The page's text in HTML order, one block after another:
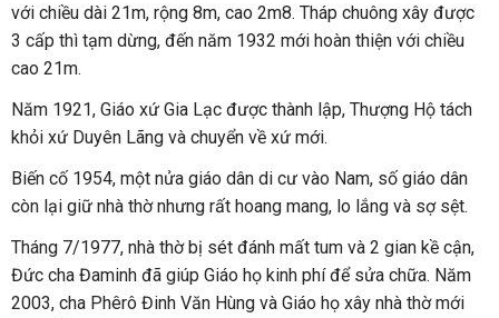
với chiều dài 21m, rộng 8m, cao 2m8. Tháp chuông xây được
3 cấp thì tạm dừng, đến năm 1932 mới hoàn thiện với chiều
cao 21m.
Năm 1921, Giáo xứ Gia Lạc được thành lập, Thượng Hộ tách
khỏi xứ Duyên Lãng và chuyển về xứ mới.
Biến cố 1954, một nửa giáo dân di cư vào Nam, số giáo dân
còn lại giữ nhà thờ nhưng rất hoang mang, lo lắng và sợ sệt.
Tháng 7/1977, nhà thờ bị sét đánh mất tum và 2 gian kề cận,
Đức cha Đaminh đã giúp Giáo họ kinh phí để sửa chữa. Năm
2003, cha Phêrô Đinh Văn Hùng và Giáo họ xây nhà thờ mới